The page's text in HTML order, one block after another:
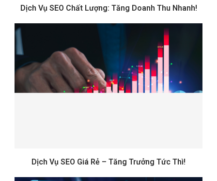
Dịch Vụ SEO Chất Lượng: Tăng Doanh Thu Nhanh!
Dịch Vụ SEO Giá Rẻ – Tăng Trưởng Tức Thì!